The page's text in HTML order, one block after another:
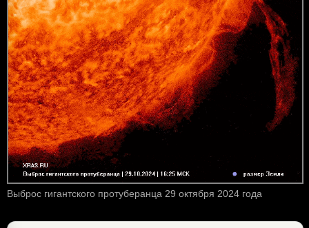
Выброс гигантского протуберанца 29 октября 2024 года